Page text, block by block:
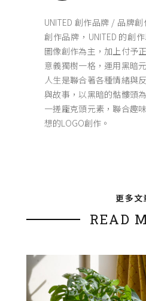
UNITED 創作品牌 / 品牌
創作品牌，UNITED 的創
圖像創作為主，加上付予
意義獨樹一格，運用黑暗
人生是聯合著各種情緒與
與故事，以黑暗的骷髏頭
一搓龐克頭元素，聯合趣
想的LOGO創作。
更多文
READ